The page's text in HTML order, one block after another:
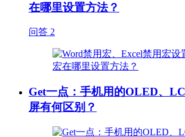
在哪里设置方法？
问答 2
Get一点：手机用的OLED、
屏有何区别？